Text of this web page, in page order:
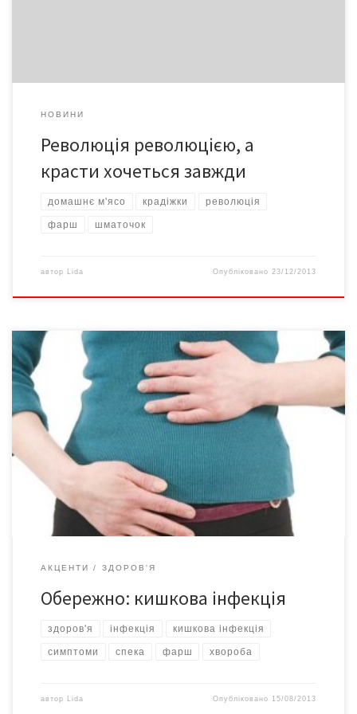
НОВИНИ
Революція революцією, а
красти хочеться завжди
домашнє м'ясо крадіжки революція
фарш шматочок
автор Lida Опубліковано23/12/2013
Вітчизняна санепідемслужба попереджає українців про те, що
в серпні зареєстроване зростання захворюваності на гострі
кишкові інфекції серед населення Миколаївської, Херсонської,
Івано-Фанківської та Житомирської областей. Кожній людині
відоме те, що воду треба пити тільки кип’ячену, фрукти-овочі
обов’язково слід мити, і обов’язково потрібно мити руки
перед їдою. Всі ці правила гігієни придумані […]
АКЦЕНТИ ЗДОРОВ'Я
Обережно: кишкова інфекція
здоров'я інфекція кишкова інфекція
симптоми спека фарш хвороба
автор Lida Опубліковано 15/08/2013